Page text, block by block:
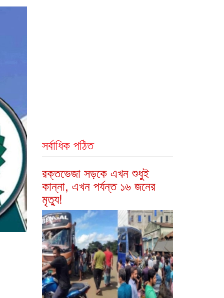
সর্বাধিক পঠিত
রক্তভেজা সড়কে এখন শুধুই
কান্না, এখন পর্যন্ত ১৬ জনের
মৃত্যু!